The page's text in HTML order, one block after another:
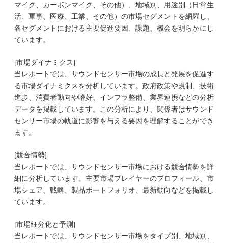
マイク、カーボンマイク、その他）、地域別、用途別（日常生
活、軍事、医療、工業、その他）の市場セグメントを網羅し、
各セグメントにおける主要促進要因、課題、機会を明らかにし
ています。
[市場ダイナミクス]
当レポートでは、サウンドセンサー市場の成長と発展を促進す
る市場ダイナミクスを分析しています。政府政策や規制、技術
進歩、消費者動向や嗜好、インフラ整備、業界連携などの分析
データを掲載しています。この分析により、関係者はサウンド
センサー市場の軌道に影響を与える要因を理解することができ
ます。
[競合情勢]
当レポートでは、サウンドセンサー市場における競合情勢を詳
細に分析しています。主要市場プレイヤーのプロフィール、市
場シェア、戦略、製品ポートフォリオ、最新動向などを掲載し
ています。
[市場細分化と予測]
当レポートでは、サウンドセンサー市場をタイプ別、地域別、